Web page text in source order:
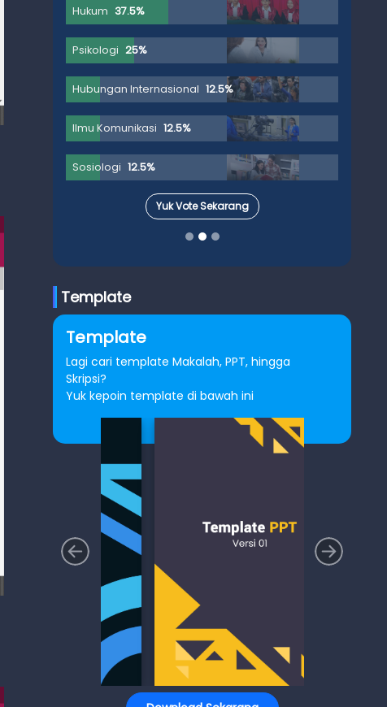
Hukum 37.5%
Psikologi 25%
Hubungan Internasional 12.5%
Ilmu Komunikasi 12.5%
Sosiologi 12.5%
Yuk Vote Sekarang
Template
Template
Lagi cari template Makalah, PPT, hingga
Skripsi?
Yuk kepoin template di bawah ini